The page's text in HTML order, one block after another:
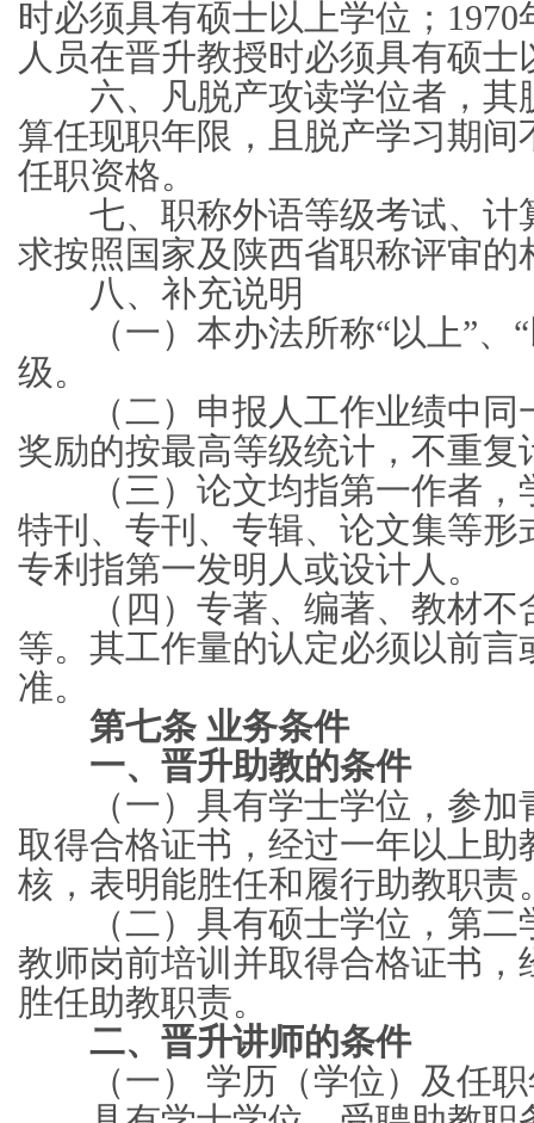
时必须具有硕士以上学位；
人员在晋升教授时必须具有硕士
六、凡脱产攻读学位者，其
算任现职年限，且脱产学习期间
任职资格。
七、职称外语等级考试、计
求按照国家及陕西省职称评审的
八、补充说明
（一）本办法所称“以上”、“
级。
（二）申报人工作业绩中同
奖励的按最高等级统计，不重复
（三）论文均指第一作者，
特刊、专刊、专辑、论文集等形
专利指第一发明人或设计人。
（四）专著、编著、教材不
等。其工作量的认定必须以前言
准。
第七条 业务条件
一、晋升助教的条件
（一）具有学士学位，参加
取得合格证书，经过一年以上助
核，表明能胜任和履行助教职责
（二）具有硕士学位，第二
教师岗前培训并取得合格证书，
胜任助教职责。
二、晋升讲师的条件
（一） 学历（学位）及任职